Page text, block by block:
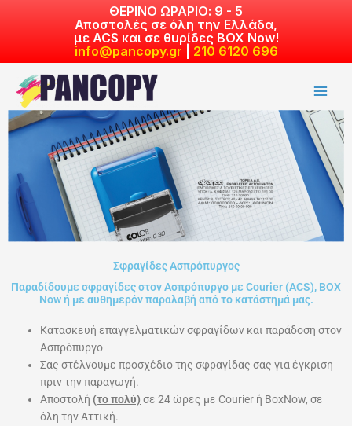
ΘΕΡΙΝΟ ΩΡΑΡΙΟ: 9 - 5
Αποστολές σε όλη την Ελλάδα,
με ACS και σε θυρίδες BOX Now!
info@pancopy.gr
210 6120 696
Σφραγίδες Ασπρόπυργος
Παραδίδουμε σφραγίδες στον Ασπρόπυργο με Courier (ACS), ΒΟΧ
Now ή με αυθημερόν παραλαβή από το κατάστημά μας.
Κατασκευή επαγγελματικών σφραγίδων και παράδοση στον
Ασπρόπυργο
Σας στέλνουμε προσχέδιο της σφραγίδας σας για έγκριση
πριν την παραγωγή.
Αποστολή (το πολύ) σε 24 ώρες με Courier ή BoxNow, σε
όλη την Αττική.